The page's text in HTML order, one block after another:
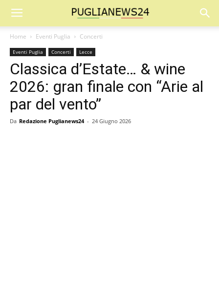
Home Eventi Puglia Concerti
Eventi Puglia Concerti Lecce
Classica d’Estate… & wine
2026: gran finale con “Arie al
par del vento”
Da Redazione Puglianews24 - 24 Giugno 2026